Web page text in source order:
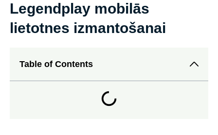
Legendplay mobilās
lietotnes izmantošanai
Table of Contents